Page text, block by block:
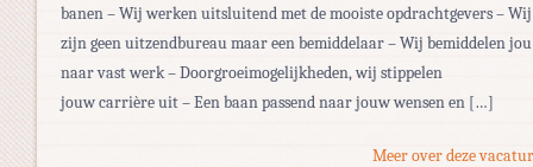
banen – Wij werken uitsluitend met de mooiste opdrachtgevers – Wij
zijn geen uitzendbureau maar een bemiddelaar – Wij bemiddelen jou
naar vast werk – Doorgroeimogelijkheden, wij stippelen
jouw carrière uit – Een baan passend naar jouw wensen en […]
Meer over deze